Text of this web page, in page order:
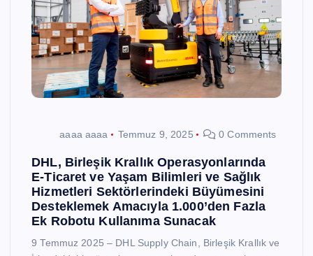
aaaa aaaa Temmuz 9, 2025 0 Comments
DHL, Birleşik Krallık Operasyonlarında
E-Ticaret ve Yaşam Bilimleri ve Sağlık
Hizmetleri Sektörlerindeki Büyümesini
Desteklemek Amacıyla 1.000’den Fazla
Ek Robotu Kullanıma Sunacak
9 Temmuz 2025 – DHL Supply Chain, Birleşik Krallık ve